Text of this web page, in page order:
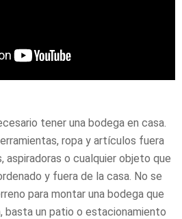
tener una bodega en casa.
ropa y artículos fuera
aspiradoras o cualquier objeto que
y fuera de la casa. No se
para montar una bodega que
basta un patio o estacionamiento